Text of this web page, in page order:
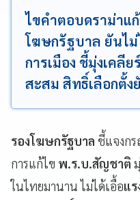
ไขคำตอบดราม่าแ
โฆษกรัฐบาล ยันไม่
การเมือง ชี้มุ่งเคลี
สะสม สิทธิ์เลือกตั้ง
รองโฆษกรัฐบาล ชี้แจงก
การแก้ไข พ.ร.บ.สัญชาติ
ในไทยมานาน ไม่ได้เอื้อแร